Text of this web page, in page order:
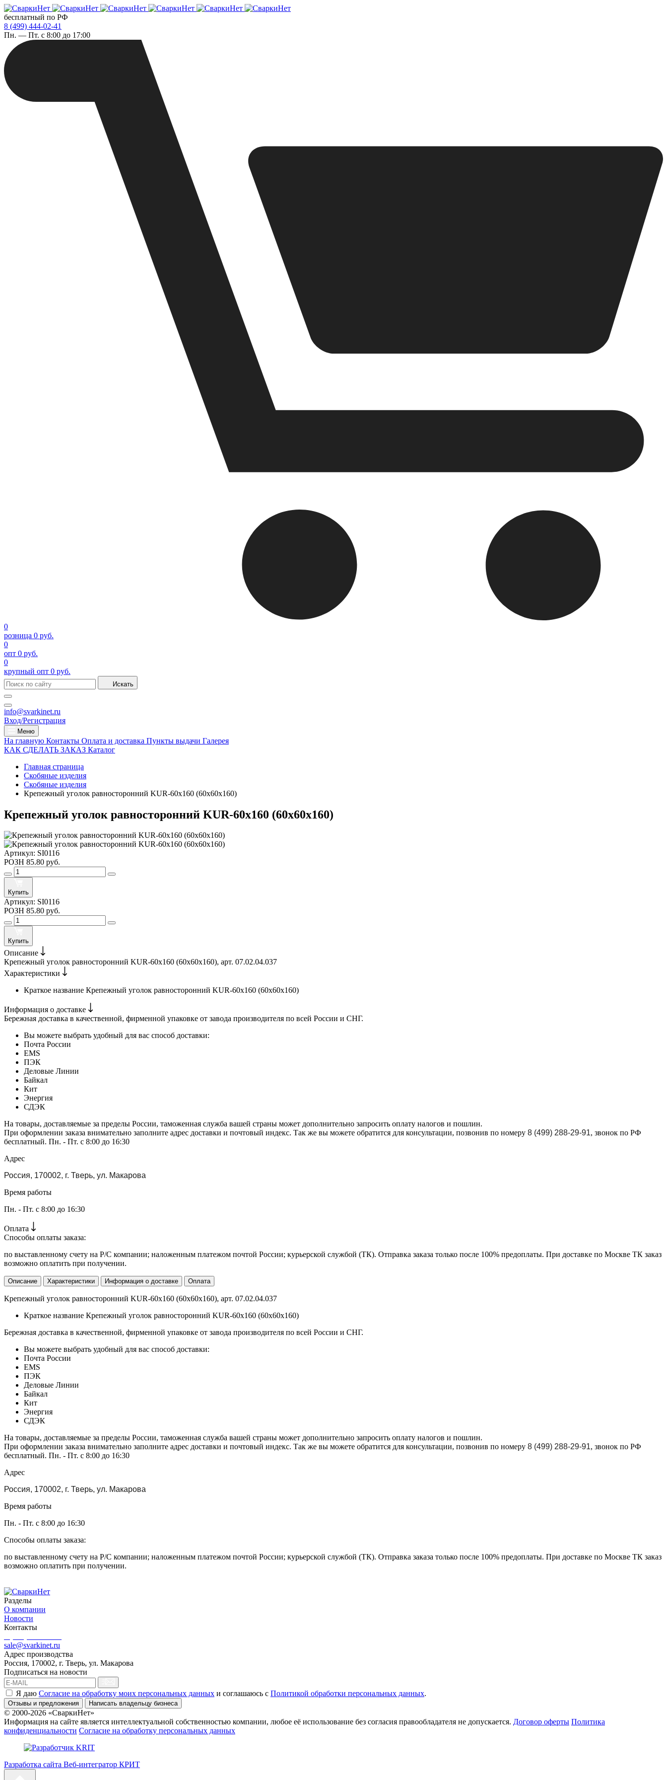
бесплатный по РФ
8 (499) 444-02-41
Пн. — Пт. с 8:00 до 17:00
0
розница 0 руб.
0
опт 0 руб.
0
крупный опт 0 руб.
Искать
info@svarkinet.ru
Вход/Регистрация
Меню
На главную Контакты Оплата и доставка Пункты выдачи Галерея
КАК СДЕЛАТЬ ЗАКАЗ Каталог
Главная страница
Скобяные изделия
Скобяные изделия
Крепежный уголок равносторонний KUR-60х160 (60х60х160)
Крепежный уголок равносторонний KUR-60х160 (60х60х160)
Артикул: SI0116
РОЗН 85.80 руб.
Купить
Артикул: SI0116
РОЗН 85.80 руб.
Купить
Описание
Крепежный уголок равносторонний KUR-60х160 (60х60х160), арт. 07.02.04.037
Характеристики
Краткое название Крепежный уголок равносторонний KUR-60х160 (60х60х160)
Информация о доставке
Бережная доставка в качественной, фирменной упаковке от завода производителя по всей России и СНГ.
Вы можете выбрать удобный для вас способ доставки:
Почта России
EMS
ПЭК
Деловые Линии
Байкал
Кит
Энергия
СДЭК
На товары, доставляемые за пределы России, таможенная служба вашей страны может дополнительно запросить оплату налогов и пошлин.
При оформлении заказа внимательно заполните адрес доставки и почтовый индекс. Так же вы можете обратится для консультации, позвонив по номеру 8 (499) 288-29-91, звонок по РФ
бесплатный. Пн. - Пт. с 8:00 до 16:30
Адрес
Россия, 170002, г. Тверь, ул. Макарова
Время работы
Пн. - Пт. с 8:00 до 16:30
Оплата
Способы оплаты заказа:
по выставленному счету на Р/С компании; наложенным платежом почтой России; курьерской службой (ТК). Отправка заказа только после 100% предоплаты. При доставке по Москве ТК заказ
возможно оплатить при получении.
Описание Характеристики Информация о доставке Оплата
Крепежный уголок равносторонний KUR-60х160 (60х60х160), арт. 07.02.04.037
Краткое название Крепежный уголок равносторонний KUR-60х160 (60х60х160)
Бережная доставка в качественной, фирменной упаковке от завода производителя по всей России и СНГ.
Вы можете выбрать удобный для вас способ доставки:
Почта России
EMS
ПЭК
Деловые Линии
Байкал
Кит
Энергия
СДЭК
На товары, доставляемые за пределы России, таможенная служба вашей страны может дополнительно запросить оплату налогов и пошлин.
При оформлении заказа внимательно заполните адрес доставки и почтовый индекс. Так же вы можете обратится для консультации, позвонив по номеру 8 (499) 288-29-91, звонок по РФ
бесплатный. Пн. - Пт. с 8:00 до 16:30
Адрес
Россия, 170002, г. Тверь, ул. Макарова
Время работы
Пн. - Пт. с 8:00 до 16:30
Способы оплаты заказа:
по выставленному счету на Р/С компании; наложенным платежом почтой России; курьерской службой (ТК). Отправка заказа только после 100% предоплаты. При доставке по Москве ТК заказ
возможно оплатить при получении.
Разделы
О компании
Новости
Контакты
sale@svarkinet.ru
Адрес производства
Россия, 170002, г. Тверь, ул. Макарова
Подписаться на новости
Я даю Согласие на обработку моих персональных данных и соглашаюсь c Политикой обработки персональных данных.
Отзывы и предложения Написать владельцу бизнеса
© 2000-2026 «СваркиНет»
Информация на сайте является интеллектуальной собственностью компании, любое её использование без согласия правообладателя не допускается. Договор оферты Политика
конфиденциальности Согласие на обработку персональных данных
Разработка сайта Веб-интегратор КРИТ